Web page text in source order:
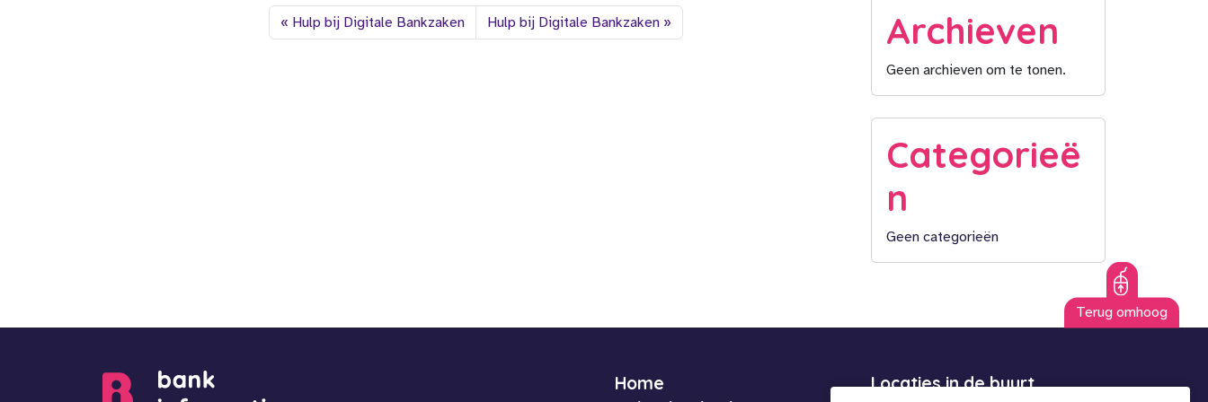
Hulp bij Digitale Bankzaken Hulp bij Digitale Bankzaken Archieven
Geen archieven om te tonen.
Categorieë
n
Geen categorieën
Terug omhoog
Home
Locaties in de buurt